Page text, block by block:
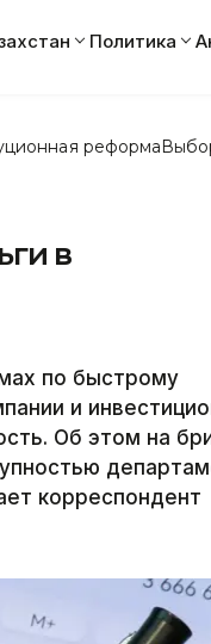
Политика
реформа
в
по быстрому
и
Об этом на
корреспондент